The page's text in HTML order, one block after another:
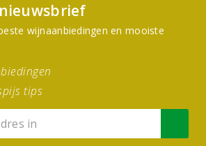
wijnaanbiedingen en mooiste
tips